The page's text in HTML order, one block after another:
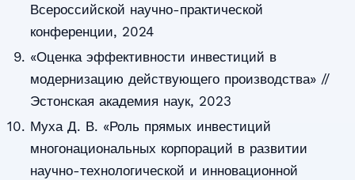
Всероссийской научно-практической
конференции, 2024
«Оценка эффективности инвестиций в
модернизацию действующего производства» //
Эстонская академия наук, 2023
Муха Д. В. «Роль прямых инвестиций
многонациональных корпораций в развитии
научно-технологической и инновационной